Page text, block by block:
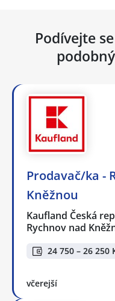
Podívejte
Prodavač/ka -
Kněžnou
Kaufland Česká
Rychnov nad
24 750 – 26 250
včerejší